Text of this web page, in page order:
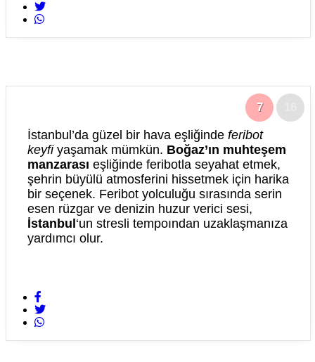
7
İstanbul’da güzel bir hava eşliğinde feribot
keyfiyaşamak mümkün. Boğaz’ın muhteşem
manzarası eşliğinde feribotla seyahat etmek,
şehrin büyülü atmosferini hissetmek için harika
bir seçenek. Feribot yolculuğu sırasında serin
esen rüzgar ve denizin huzur verici sesi,
İstanbul‘un stresli tempoından uzaklaşmanıza
yardımcı olur.